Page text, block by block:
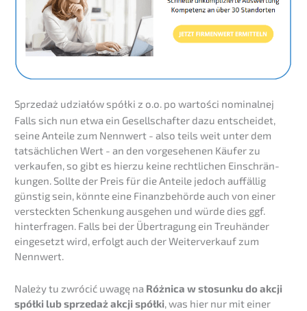
Sprze­daż udziałów spółki z o.o. po wartości nominalnej
Falls sich nun etwa ein Gesell­schaf­ter dazu entschei­det,
seine Antei­le zum Nennwert - also teils weit unter dem
tatsäch­li­chen Wert - an den vorge­se­he­nen Käufer zu
verkau­fen, so gibt es hierzu keine recht­li­chen Einschrän­
kun­gen. Sollte der Preis für die Antei­le jedoch auffäl­lig
günstig sein, könnte eine Finanz­be­hör­de auch von einer
versteck­ten Schen­kung ausge­hen und würde dies ggf.
hinter­fra­gen. Falls bei der Übertra­gung ein Treuhän­der
einge­setzt wird, erfolgt auch der Weiter­ver­kauf zum
Nennwert.
Należy tu zwrócić uwagę na Różni­ca w stosun­ku do akcji
spółki lub sprze­daż akcji spółki, was hier nur mit einer